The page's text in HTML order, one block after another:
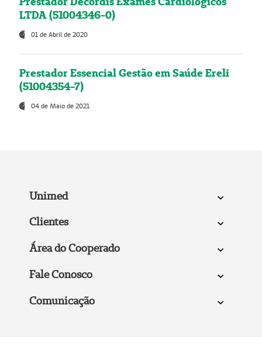
LTDA (51004346-0)
01 de Abril de 2020
Prestador Essencial Gestão em Saúde Ereli
(51004354-7)
04 de Maio de 2021
Unimed
Clientes
Área do Cooperado
Fale Conosco
Comunicação